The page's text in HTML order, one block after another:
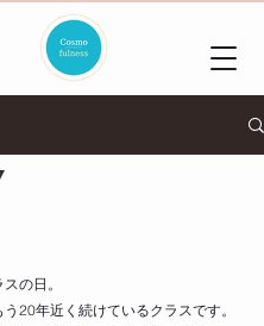
の日。
20年近く続けているクラスです。